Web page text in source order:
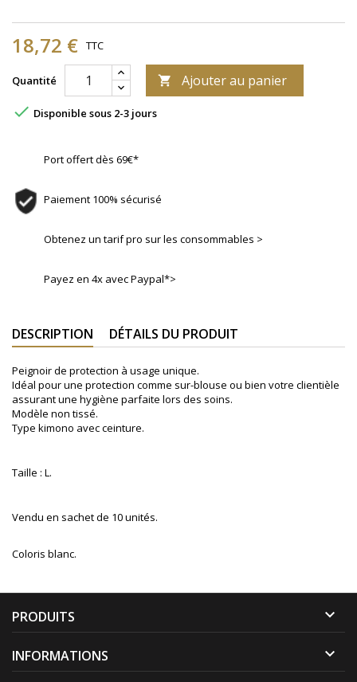
18,72 € TTC
Quantité  Ajouter au panier
 Disponible sous 2-3 jours
Port offert dès 69€*
Paiement 100% sécurisé
Obtenez un tarif pro sur les consommables >
Payez en 4x avec Paypal*>
DESCRIPTION DÉTAILS DU PRODUIT
Peignoir de protection à usage unique.
Idéal pour une protection comme sur-blouse ou bien votre clientièle
assurant une hygiène parfaite lors des soins.
Modèle non tissé.
Type kimono avec ceinture.
​Taille : L.
Vendu en sachet de 10 unités.
Coloris blanc.
PRODUITS 
INFORMATIONS 